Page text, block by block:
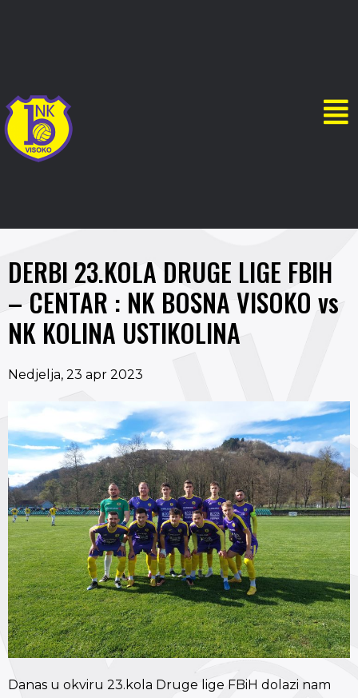
DERBI 23.KOLA DRUGE LIGE FBIH
– CENTAR : NK BOSNA VISOKO vs
NK KOLINA USTIKOLINA
Nedjelja, 23 apr 2023
Danas u okviru 23.kola Druge lige FBiH dolazi nam